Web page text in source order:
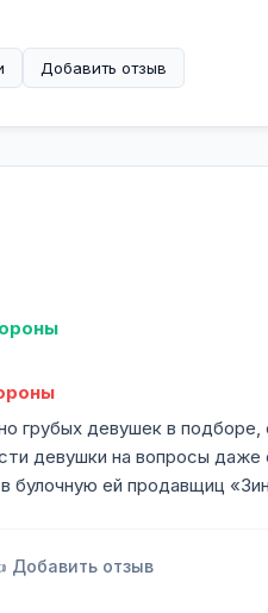
натуральных
средства из
опытных профессионалов,
Добавить отзыв
грубых девушек в
девушки на вопросы
булочную ей продавщиц
Добавить отзыв